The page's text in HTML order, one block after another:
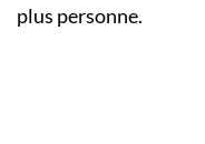
plus personne.